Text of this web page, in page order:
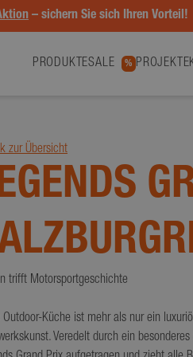
– sichern Sie sich Ihren Vorteil!
PRODUKTESALE % PROJEKTE
zur Übersicht
trifft Motorsportgeschichte
Outdoor-Küche ist mehr als nur ein
Veredelt durch ein